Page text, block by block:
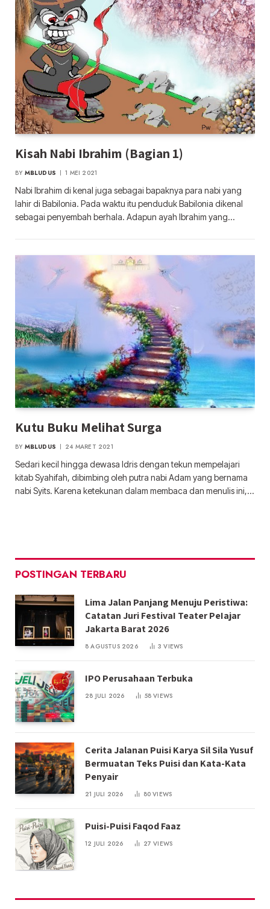
Kisah Nabi Ibrahim (Bagian 1)
BY MBLUDUS 1 MEI 2021
Nabi Ibrahim di kenal juga sebagai bapaknya para nabi yang
lahir di Babilonia. Pada waktu itu penduduk Babilonia dikenal
sebagai penyembah berhala. Adapun ayah Ibrahim yang…
Kutu Buku Melihat Surga
BY MBLUDUS 24 MARET 2021
Sedari kecil hingga dewasa Idris dengan tekun mempelajari
kitab Syahifah, dibimbing oleh putra nabi Adam yang bernama
nabi Syits. Karena ketekunan dalam membaca dan menulis ini,…
POSTINGAN TERBARU
Lima Jalan Panjang Menuju Peristiwa:
Catatan Juri FestivaI Teater PeIajar
Jakarta Barat 2026
8 AGUSTUS 2026 3VIEWS
IPO Perusahaan Terbuka
28 JULI 2026 58VIEWS
Cerita Jalanan Puisi Karya Sil Sila Yusuf
Bermuatan Teks Puisi dan Kata-Kata
Penyair
21 JULI 2026 80VIEWS
Puisi-Puisi Faqod Faaz
12 JULI 2026 27VIEWS